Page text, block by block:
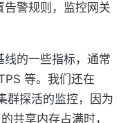
警规则，监控网关
线的一些指标，通常
等。我们还在
群探活的监控，因为
共享内存占满时，